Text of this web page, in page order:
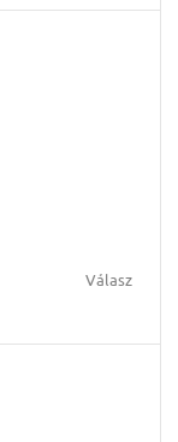
Válasz